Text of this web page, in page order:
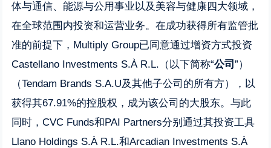
体与通信、能源与公用事业以及美容与健康四大领域，
在全球范围内投资和运营业务。在成功获得所有监管批
准的前提下，Multiply Group已同意通过增资方式投资
Castellano Investments S.À R.L.（以下简称“公司”）
（Tendam Brands S.A.U及其他子公司的所有方），以
获得其67.91%的控股权，成为该公司的大股东。与此
同时，CVC Funds和PAI Partners分别通过其投资工具
Llano Holdings S.À R.L.和Arcadian Investments S.À